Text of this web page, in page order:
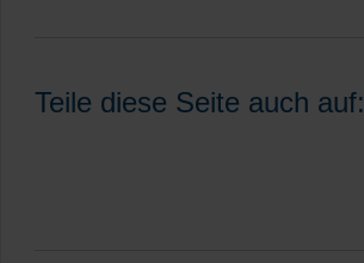
Teile diese Seite auch auf: